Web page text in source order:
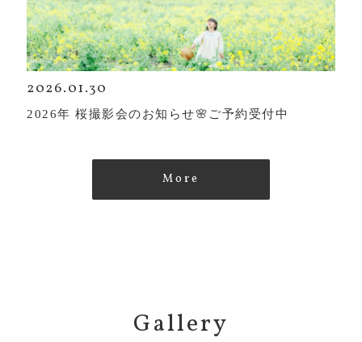
2026.01.30
2026年 桜撮影会のお知らせ🌸ご予約受付中
More
Gallery